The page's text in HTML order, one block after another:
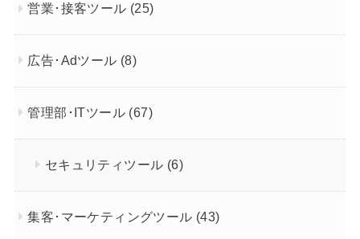
営業･接客ツール (25)
広告･Adツール (8)
管理部･ITツール (67)
セキュリティツール (6)
集客･マーケティングツール (43)